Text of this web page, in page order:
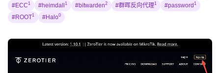
#ECC 1 #heimdall 1 #bitwarden2 #群晖反向代理1 #password 1
#ROOT1 #Halo0